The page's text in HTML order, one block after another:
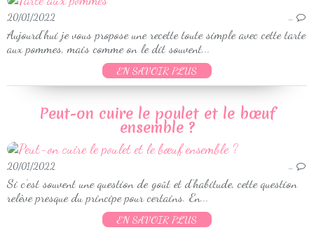
20/01/2022 …
Aujourd'hui je vous propose une recette toute simple avec cette tarte
aux pommes, mais comme on le dit souvent...
EN SAVOIR PLUS
Peut-on cuire le poulet et le bœuf
ensemble ?
20/01/2022 …
Si c’est souvent une question de goût et d’habitude, cette question
relève presque du principe pour certains. En...
EN SAVOIR PLUS